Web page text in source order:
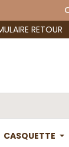
RETOUR
CASQUETTE